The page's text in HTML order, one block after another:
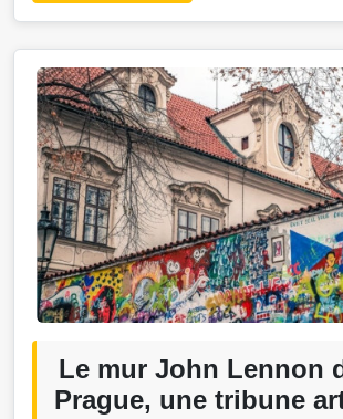
Le mur John Lennon
Prague, une tribune